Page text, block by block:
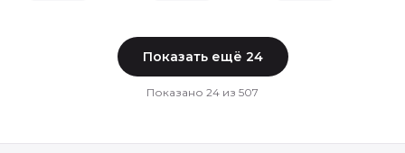
Показать ещё 24
Показано 24 из 507